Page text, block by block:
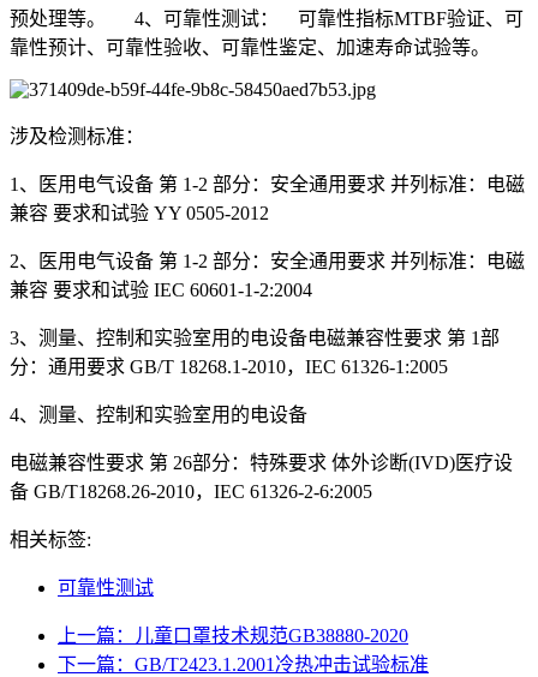
预处理等。 4、可靠性测试： 可靠性指标MTBF验证、可
靠性预计、可靠性验收、可靠性鉴定、加速寿命试验等。
涉及检测标准：
1、医用电气设备 第 1-2 部分：安全通用要求 并列标准：电磁
兼容 要求和试验 YY 0505-2012
2、医用电气设备 第 1-2 部分：安全通用要求 并列标准：电磁
兼容 要求和试验 IEC 60601-1-2:2004
3、测量、控制和实验室用的电设备电磁兼容性要求 第 1部
分：通用要求 GB/T 18268.1-2010，IEC 61326-1:2005
4、测量、控制和实验室用的电设备
电磁兼容性要求 第 26部分：特殊要求 体外诊断(IVD)医疗设
备 GB/T18268.26-2010，IEC 61326-2-6:2005
相关标签:
可靠性测试
上一篇：儿童口罩技术规范GB38880-2020
下一篇：GB/T2423.1.2001冷热冲击试验标准